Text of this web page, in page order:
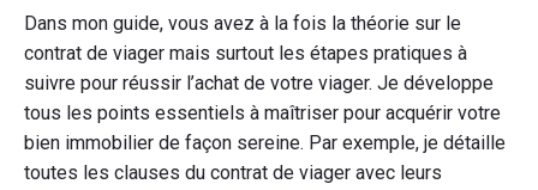
Dans mon guide, vous avez à la fois la théorie sur le
contrat de viager mais surtout les étapes pratiques à
suivre pour réussir l’achat de votre viager. Je développe
tous les points essentiels à maîtriser pour acquérir votre
bien immobilier de façon sereine. Par exemple, je détaille
toutes les clauses du contrat de viager avec leurs